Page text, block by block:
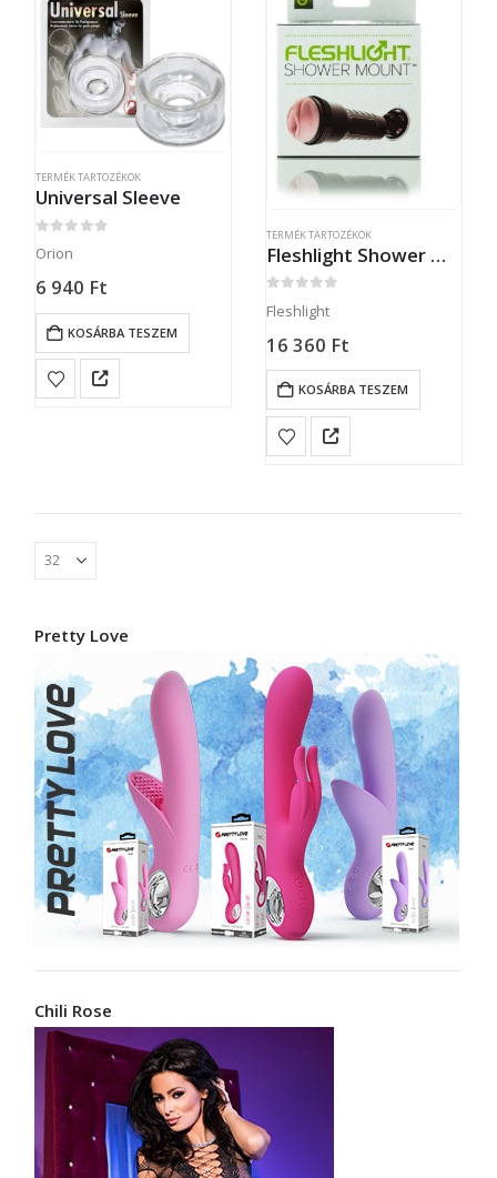
TERMÉK TARTOZÉKOK
Universal Sleeve
Orion
6 940 Ft
KOSÁRBA TESZEM
TERMÉK TARTOZÉKOK
Fleshlight Shower Mount
Fleshlight
16 360 Ft
KOSÁRBA TESZEM
Pretty Love
Chili Rose